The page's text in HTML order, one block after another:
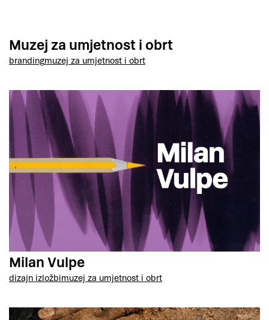
Muzej za umjetnost i obrt
brandingmuzej za umjetnost i obrt
Milan Vulpe
dizajn izložbimuzej za umjetnost i obrt